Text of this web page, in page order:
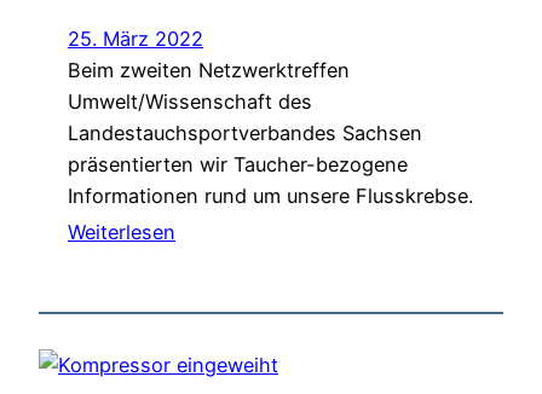
25. März 2022
Beim zweiten Netzwerktreffen
Umwelt/Wissenschaft des
Landestauchsportverbandes Sachsen
präsentierten wir Taucher-bezogene
Informationen rund um unsere Flusskrebse.
Weiterlesen